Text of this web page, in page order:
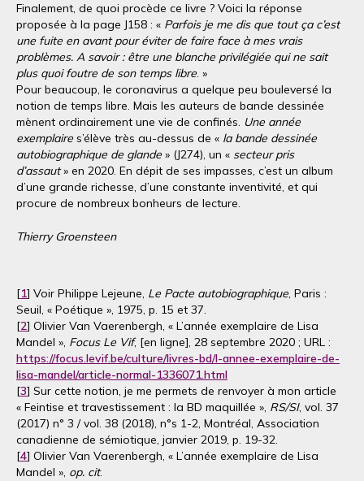
Finalement, de quoi procède ce livre ? Voici la réponse
proposée à la page J158 : « Parfois je me dis que tout ça c’est
une fuite en avant pour éviter de faire face à mes vrais
problèmes. A savoir : être une blanche privilégiée qui ne sait
plus quoi foutre de son temps libre. »
Pour beaucoup, le coronavirus a quelque peu bouleversé la
notion de temps libre. Mais les auteurs de bande dessinée
mènent ordinairement une vie de confinés. Une année
exemplaire s’élève très au-dessus de « la bande dessinée
autobiographique de glande » (J274), un « secteur pris
d’assaut» en 2020. En dépit de ses impasses, c’est un album
d’une grande richesse, d’une constante inventivité, et qui
procure de nombreux bonheurs de lecture.
Thierry Groensteen
[1] Voir Philippe Lejeune, Le Pacte autobiographique, Paris :
Seuil, « Poétique », 1975, p. 15 et 37.
[2] Olivier Van Vaerenbergh, « L’année exemplaire de Lisa
Mandel », Focus Le Vif, [en ligne], 28 septembre 2020 ; URL :
https://focus.levif.be/culture/livres-bd/l-annee-exemplaire-de-
lisa-mandel/article-normal-1336071.html
[3] Sur cette notion, je me permets de renvoyer à mon article
« Feintise et travestissement : la BD maquillée », RS/SI, vol. 37
(2017) n° 3 / vol. 38 (2018), n°s 1-2, Montréal, Association
canadienne de sémiotique, janvier 2019, p. 19-32.
[4] Olivier Van Vaerenbergh, « L’année exemplaire de Lisa
Mandel », op. cit.